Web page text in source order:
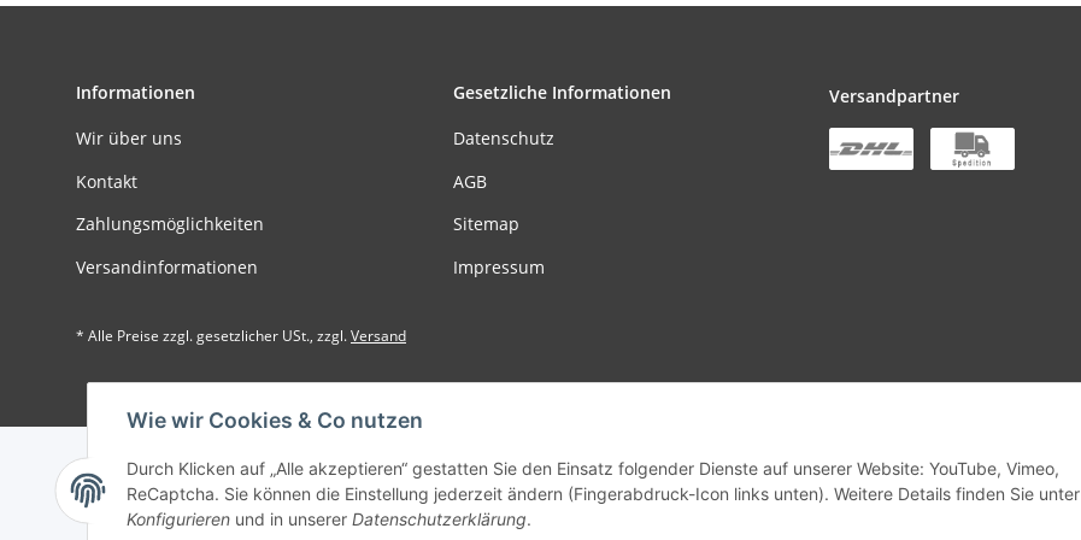
Wie wir Cookies & Co nutzen
Durch Klicken auf „Alle akzeptieren“ gestatten Sie den Einsatz folgender Dienste auf unserer Website: YouTube, Vimeo,
ReCaptcha. Sie können die Einstellung jederzeit ändern (Fingerabdruck-Icon links unten). Weitere Details finden Sie unter
Konfigurieren und in unserer Datenschutzerklärung.
Informationen
Wir über uns
Kontakt
Zahlungsmöglichkeiten
Versandinformationen
Gesetzliche Informationen
Datenschutz
AGB
Sitemap
Impressum
Versandpartner
* Alle Preise zzgl. gesetzlicher USt., zzgl.Versand